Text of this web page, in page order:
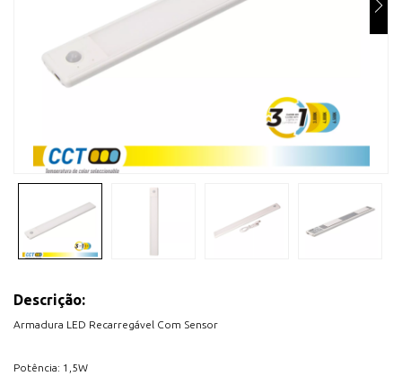
Descrição:
Armadura LED Recarregável Com Sensor
Potência: 1,5W